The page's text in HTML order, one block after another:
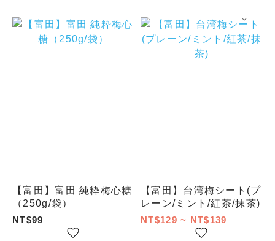
【富田】富田 純粋梅心糖
（250g/袋）
NT$99
【富田】台湾梅シート(プ
レーン/ミント/紅茶/抹茶)
NT$129 ~ NT$139